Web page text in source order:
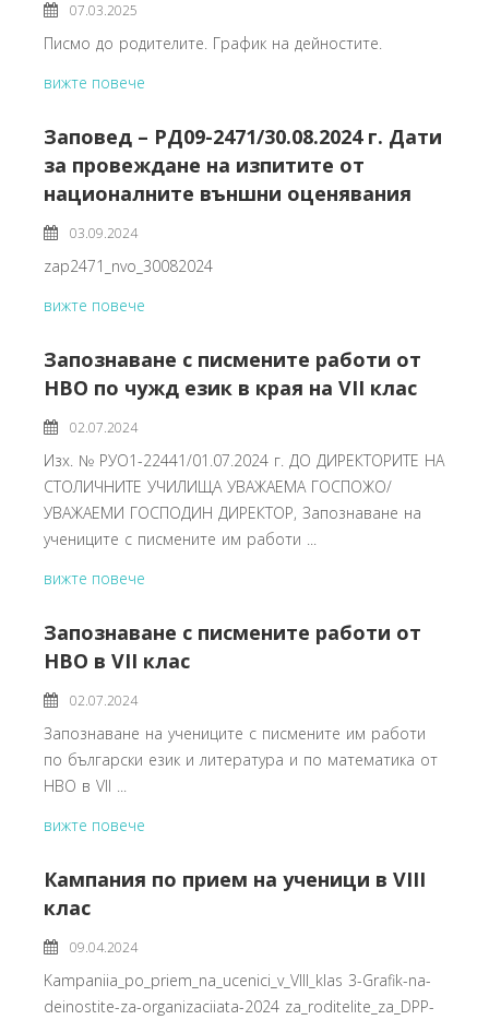
07.03.2025
Писмо до родителите. График на дейностите.
вижте повече
Заповед – РД09-2471/30.08.2024 г. Дати
за провеждане на изпитите от
националните външни оценявания
03.09.2024
zap2471_nvo_30082024
вижте повече
Запознаване с писмените работи от
НВО по чужд език в края на VII клас
02.07.2024
Изх. № РУО1-22441/01.07.2024 г. ДО ДИРЕКТОРИТЕ НА
СТОЛИЧНИТЕ УЧИЛИЩА УВАЖАЕМА ГОСПОЖО/
УВАЖАЕМИ ГОСПОДИН ДИРЕКТОР, Запознаване на
учениците с писмените им работи ...
вижте повече
Запознаване с писмените работи от
НВО в VII клас
02.07.2024
Запознаване на учениците с писмените им работи
по български език и литература и по математика от
НВО в VII ...
вижте повече
Кампания по прием на ученици в VIII
клас
09.04.2024
Kampaniia_po_priem_na_ucenici_v_VIII_klas 3-Grafik-na-
deinostite-za-organizaciiata-2024 za_roditelite_za_DPP-